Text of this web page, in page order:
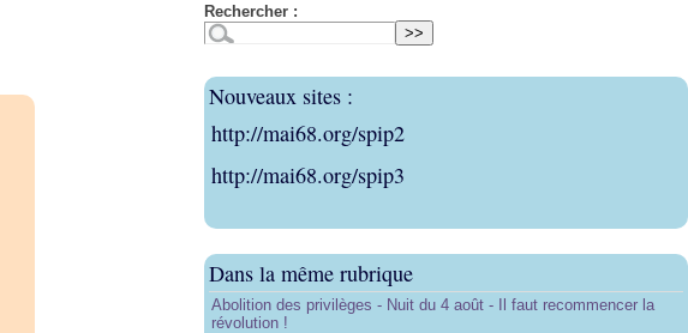
Rechercher :
Nouveaux sites :
http://mai68.org/spip2
http://mai68.org/spip3
Dans la même rubrique
Abolition des privilèges - Nuit du 4 août - Il faut recommencer la
révolution !